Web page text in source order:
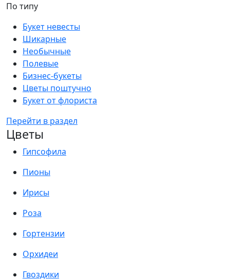
По типу
Букет невесты
Шикарные
Необычные
Полевые
Бизнес-букеты
Цветы поштучно
Букет от флориста
Перейти в раздел
Цветы
Гипсофила
Пионы
Ирисы
Роза
Гортензии
Орхидеи
Гвоздики